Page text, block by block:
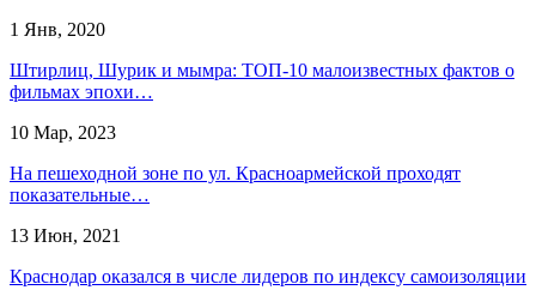
1 Янв, 2020
Штирлиц, Шурик и мымра: ТОП-10 малоизвестных фактов о
фильмах эпохи…
10 Мар, 2023
На пешеходной зоне по ул. Красноармейской проходят
показательные…
13 Июн, 2021
Краснодар оказался в числе лидеров по индексу самоизоляции